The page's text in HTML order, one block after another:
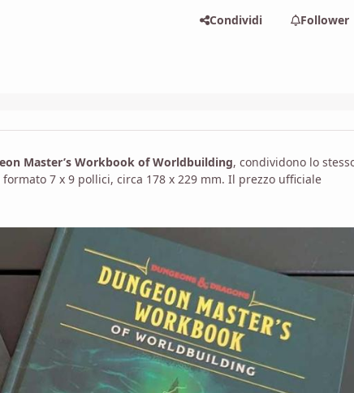
Condividi Follower
Master’s Workbook of Worldbuilding, condividono lo
7 x 9 pollici, circa 178 x 229 mm. Il prezzo ufficiale